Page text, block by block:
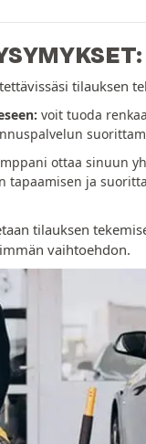
tilauksen
voit tuoda
ottaa sinuun
tapaamisen ja
tilauksen
vaihtoehdon.